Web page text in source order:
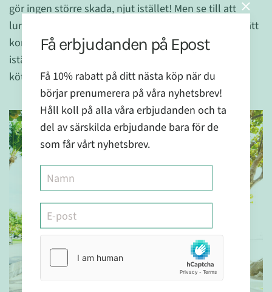
gör ingen större skada, njut istället! Men se till att
lunchen och middagen som du har till vardags blir rätt
kombinerad. Egentligen gör det livet lite enklare,
istället för att behöva koka både potatis och steka
köttet gör du bara den ena saken. Så skönt! :)
Få erbjudanden på Epost
Få 10% rabatt på ditt nästa köp när du
börjar prenumerera på våra nyhetsbrev!
Håll koll på alla våra erbjudanden och ta
del av särskilda erbjudande bara för de
som får vårt nyhetsbrev.